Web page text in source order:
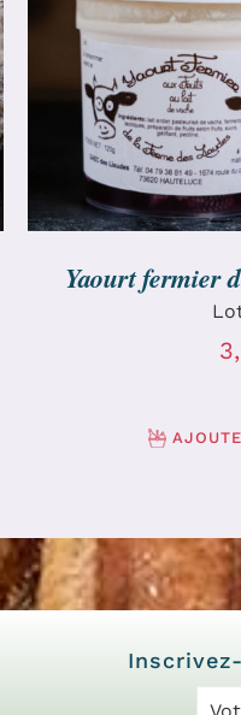
AJOUTER AU
Yaourt fermier